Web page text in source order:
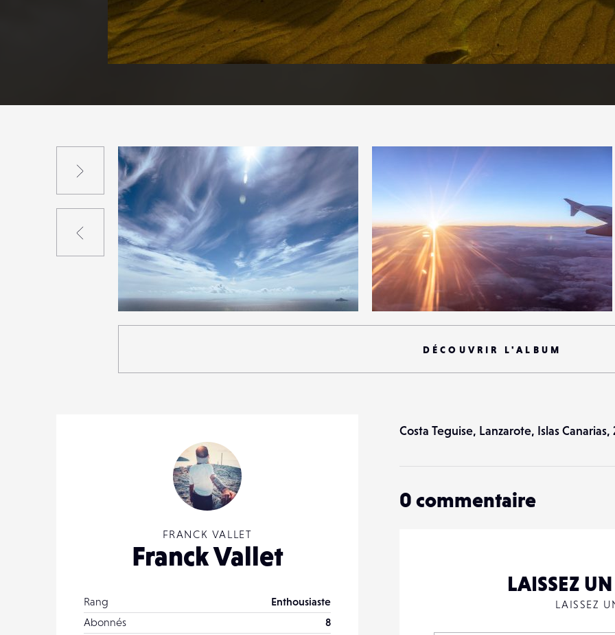
5
27 26
Suivant
Précédent
DÉCOUVRIR L'ALBUM
FRANCK VALLET
Franck Vallet
Rang
Enthousiaste
Abonnés
8
Costa Teguise, Lanzarote, Islas Canarias,
0 commentaire
LAISSEZ
LAISSEZ